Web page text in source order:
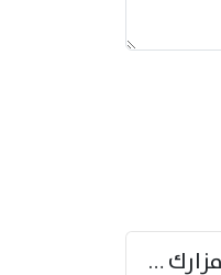
حننت إلى ريّا ونفسك باعدت … مزارك من ريّا وشعباكما معا